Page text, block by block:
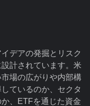
デアの発掘とリスク
計されています。米
場の広がりや内部構
ているのか、セクタ
、ETFを通じた資金